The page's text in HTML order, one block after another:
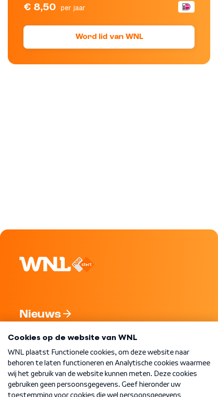
€ 8,50 per jaar
Word lid van WNL
Nieuws
Nieuwsbrief
Word Lid